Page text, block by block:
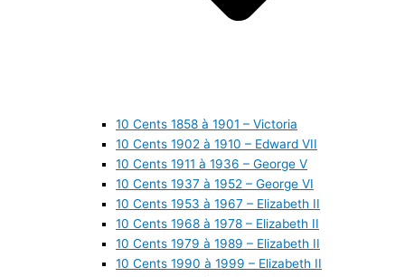
10 Cents 1858 à 1901 – Victoria
10 Cents 1902 à 1910 – Edward VII
10 Cents 1911 à 1936 – George V
10 Cents 1937 à 1952 – George VI
10 Cents 1953 à 1967 – Elizabeth II
10 Cents 1968 à 1978 – Elizabeth II
10 Cents 1979 à 1989 – Elizabeth II
10 Cents 1990 à 1999 – Elizabeth II